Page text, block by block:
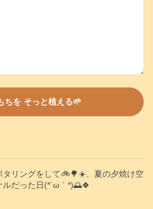
タリングをして🚲️🌳☀️、夏の夕焼け空
だった日(⁠*⁠´⁠ω⁠｀⁠*⁠)🌅🍀